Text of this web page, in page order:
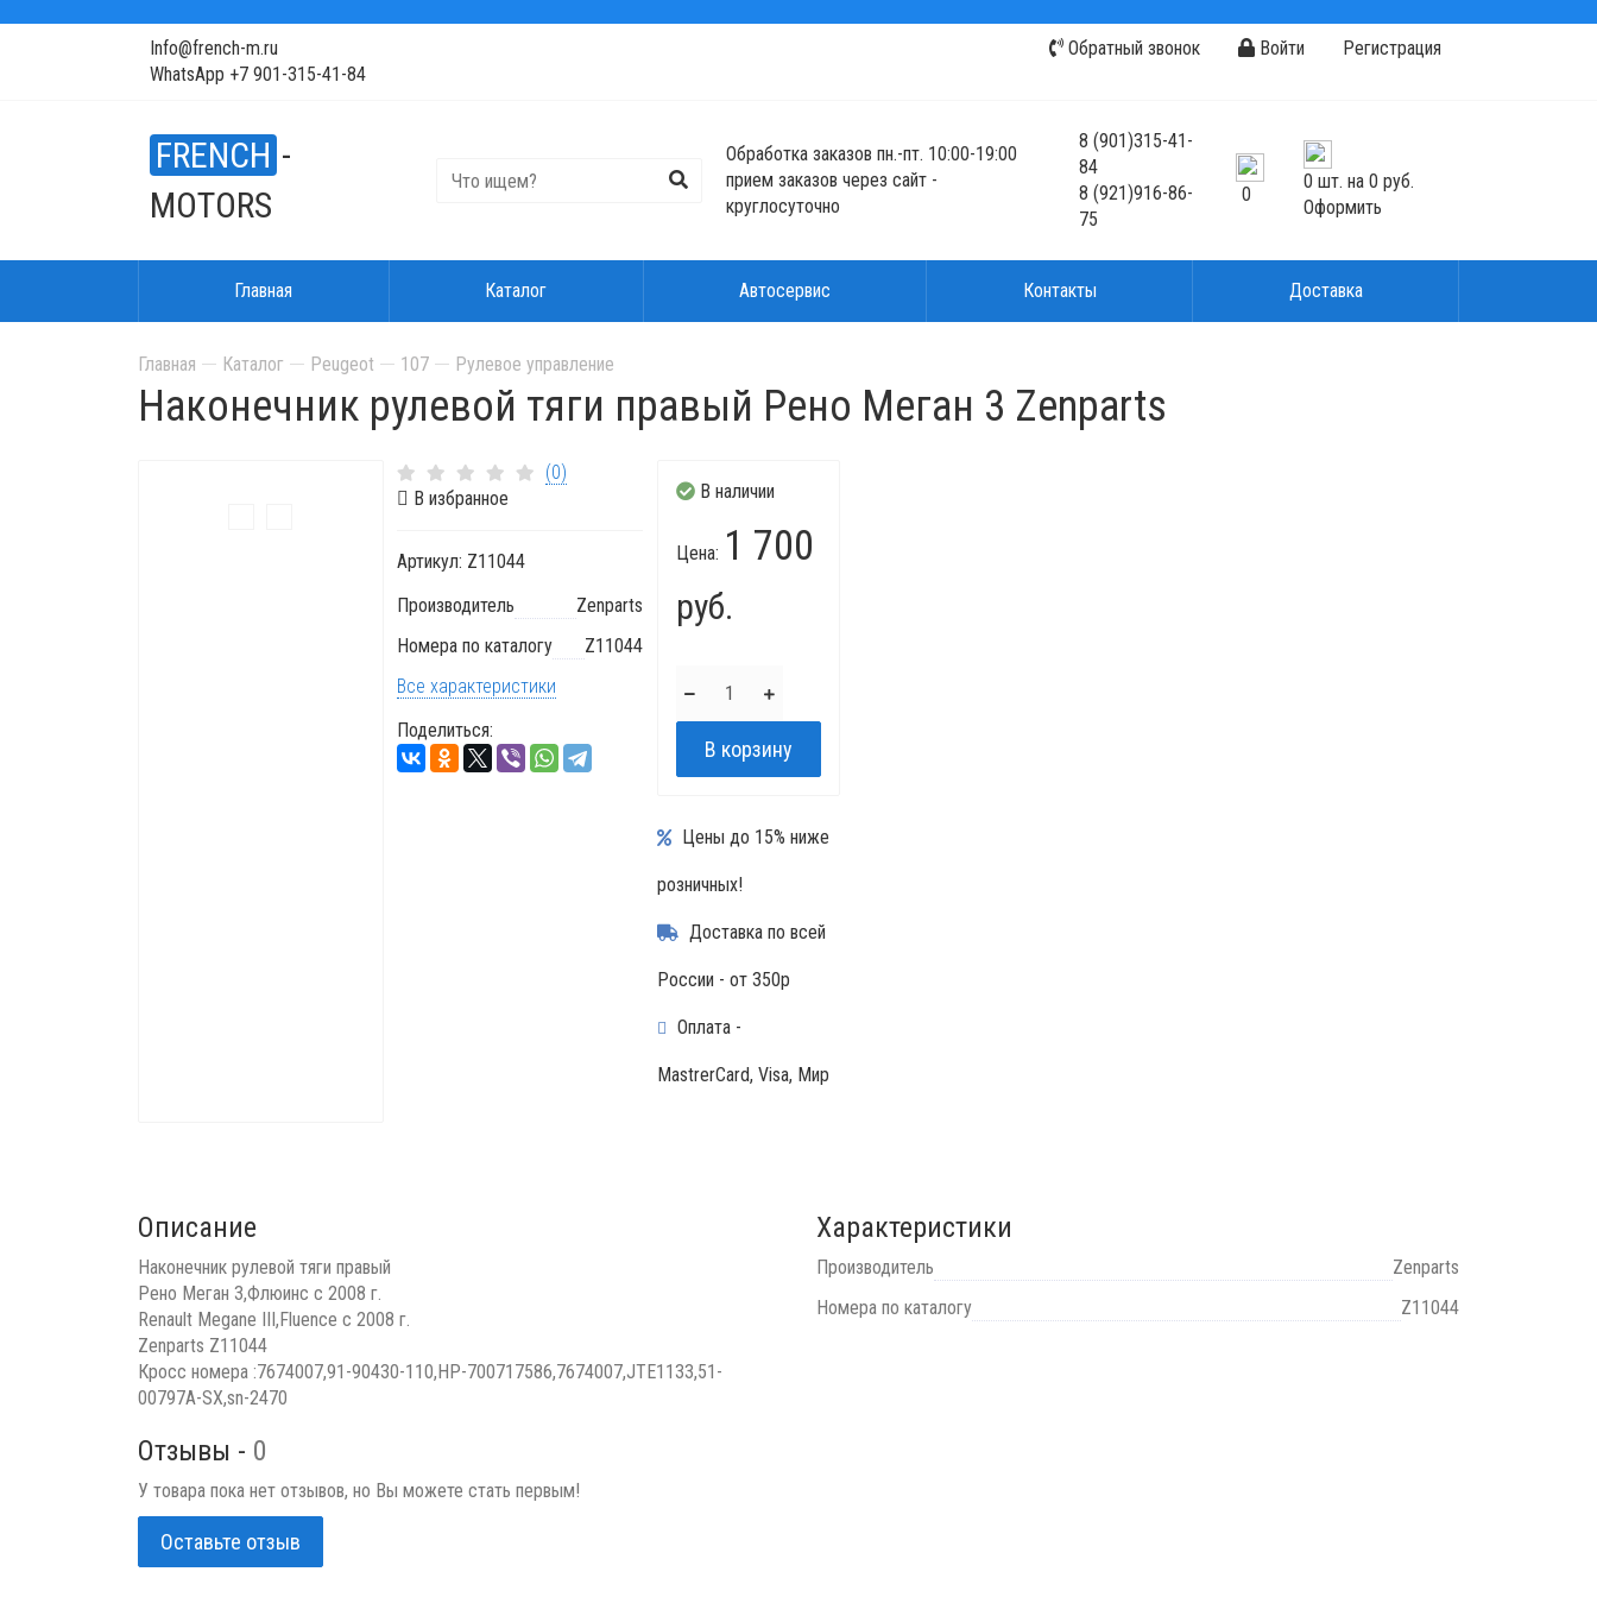
Info@french-m.ru
WhatsApp +7 901-315-41-84
Обратный звонок Войти Регистрация
FRENCH -
MOTORS
Обработка заказов пн.-пт. 10:00-19:00
прием заказов через сайт -
круглосуточно
8(901)315-41-
84
8(921)916-86-
75
0
0 шт. на 0 руб.
Оформить
Главная Каталог Автосервис Контакты Доставка
Главная Каталог Peugeot 107 Рулевое управление
Наконечник рулевой тяги правый Рено Меган 3 Zenparts
(0)
В избранное
Артикул: Z11044
Производитель
Zenparts
Номера по каталогу
Z11044
Все характеристики
Поделиться:
В наличии
Цена: 1 700
руб.
Цены до 15% ниже
розничных!
Доставка по всей
России - от 350р
Оплата -
MastrerCard, Visa, Мир
Описание
Наконечник рулевой тяги правый
Рено Меган 3,Флюинс с 2008 г.
Renault Megane III,Fluence с 2008 г.
Zenparts Z11044
Кросс номера :7674007,91-90430-110,HP-700717586,7674007,JTE1133,51-
00797A-SX,sn-2470
Характеристики
Производитель
Zenparts
Номера по каталогу
Z11044
Отзывы - 0
У товара пока нет отзывов, но Вы можете стать первым!
Оставьте отзыв